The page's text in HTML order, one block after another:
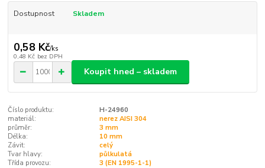
Dostupnost Skladem
0,58 Kč/ks
0,48 Kč bez DPH
Koupit hned – skladem
Číslo produktu:
H-24960
materiál:
nerez AISI 304
průměr:
3 mm
Délka:
10 mm
Závit:
celý
Tvar hlavy:
půlkulatá
Třída provozu:
3 (EN 1995-1-1)